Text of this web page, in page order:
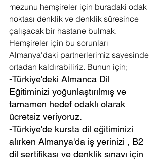
mezunu hemşireler için buradaki odak
noktası denklik ve denklik süresince
çalışacak bir hastane bulmak.
Hemşireler için bu sorunları
Almanya'daki partnerlerimiz sayesinde
ortadan kaldırabiliriz. Bunun için;
-Türkiye'deki Almanca Dil
Eğitiminizi yoğunlaştırılmış ve
tamamen hedef odaklı olarak
ücretsiz veriyoruz.
-Türkiye'de kursta dil eğitiminizi
alırken Almanya'da iş yerinizi , B2
dil sertifikası ve denklik sınavı için